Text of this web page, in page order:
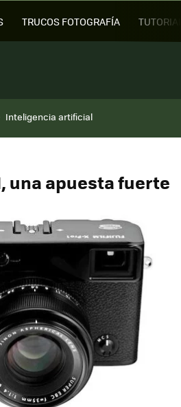
TRUCOS FOTOGRAFÍA
Inteligencia artificial
una apuesta fuerte